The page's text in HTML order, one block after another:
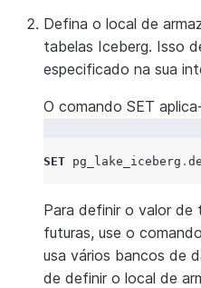
Defina o local de
tabelas Iceberg. Isso
especificado na sua
O comando SET
SET pg_lake_iceberg .
Para definir o valor de
futuras, use o
usa vários bancos de
de definir o local de